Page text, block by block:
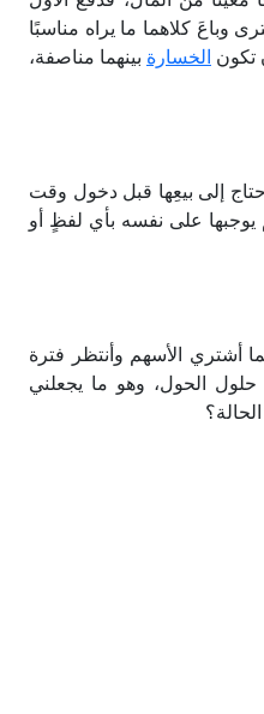
وباعَ كلاهما ما يراه مناسبًا
تكون الخسارة بينهما مناصفة،
إلى بيعِها قبل دخول وقت
يوجبها على نفسه بأي لفظٍ أو
أشتري الأسهم وأنتظر فترة
حلول الحول، وهو ما يجعلني